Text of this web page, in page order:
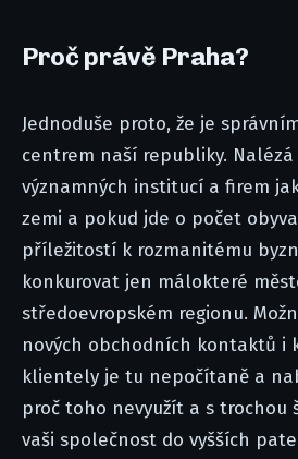
Proč právě Praha?
Jednoduše proto, že je
centrem naší republiky.
významných institucí a firem
zemi a pokud jde o počet
příležitostí k rozmanitému
konkurovat jen málokteré
středoevropském regionu.
nových obchodních kontaktů i
klientely je tu nepočítaně a
proč toho nevyužít a s trochou
vaši společnost do vyšších